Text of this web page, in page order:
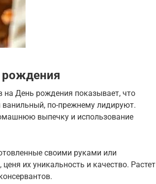
рождения
на День рождения показывает, что
по-прежнему лидируют.
выпечку и использование
своими руками или
их уникальность и качество. Растет